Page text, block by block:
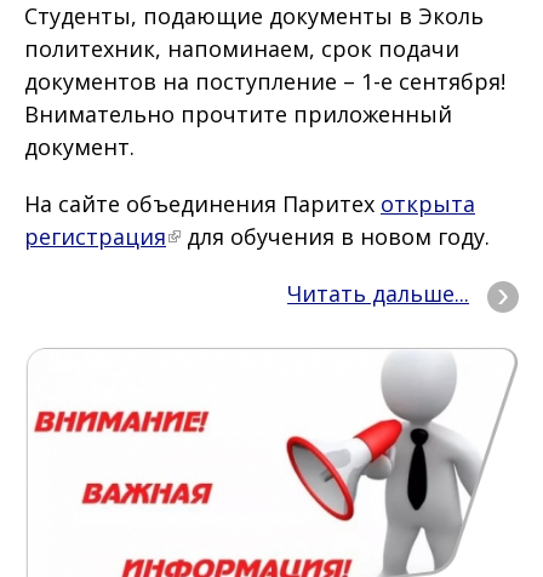
Студенты, подающие документы в Эколь
политехник, напоминаем, срок подачи
документов на поступление – 1-е сентября!
Внимательно прочтите приложенный
документ.
На сайте объединения Паритех открыта
регистрация
для обучения в новом году.
Читать дальше...